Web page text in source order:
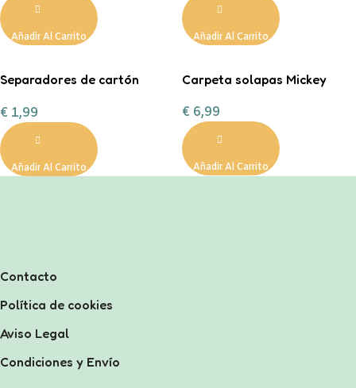
Añadir Al Carrito Añadir Al Carrito
Separadores de cartón
€ 1,99
Añadir Al Carrito
Carpeta solapas Mickey
€ 6,99
Añadir Al Carrito
Contacto
Política de cookies
Aviso Legal
Condiciones y Envío